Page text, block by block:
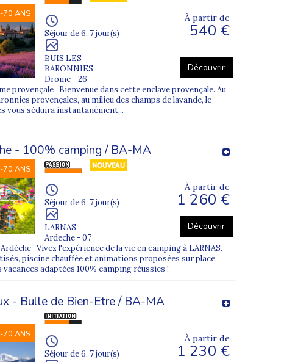
avec le séjour choisi.
formés.
70 ANS
Séjour de 6, 7 jour(s)
BUIS LES
BARONNIES
Drome - 26
À partir de
540 €
Découvrir
provençale Bienvenue dans cette enclave provençale. Au
provençales, au milieu des champs de lavande, le
vous séduira instantanément...
- 100% camping / BA-MA
70 ANS
Séjour de 6, 7 jour(s)
LARNAS
Ardeche - 07
À partir de
1 260 €
Découvrir
Vivez l'expérience de la vie en camping à LARNAS.
piscine chauffée et animations proposées sur place,
adaptées 100% camping réussies !
- Bulle de Bien-Etre / BA-MA
70 ANS
Séjour de 6, 7 jour(s)
À partir de
1 230 €